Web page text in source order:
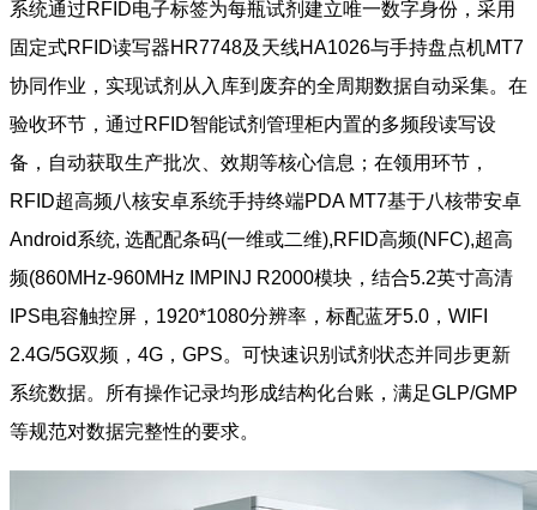
系统通过RFID电子标签为每瓶试剂建立唯一数字身份，采用
固定式RFID读写器HR7748及天线HA1026与手持盘点机MT7
协同作业，实现试剂从入库到废弃的全周期数据自动采集。在
验收环节，通过RFID智能试剂管理柜内置的多频段读写设
备，自动获取生产批次、效期等核心信息；在领用环节，
RFID超高频八核安卓系统手持终端PDA MT7基于八核带安卓
Android系统, 选配配条码(一维或二维),RFID高频(NFC),超高
频(860MHz-960MHz IMPINJ R2000模块，结合5.2英寸高清
IPS电容触控屏，1920*1080分辨率，标配蓝牙5.0，WIFI
2.4G/5G双频，4G，GPS。可快速识别试剂状态并同步更新
系统数据。所有操作记录均形成结构化台账，满足GLP/GMP
等规范对数据完整性的要求。